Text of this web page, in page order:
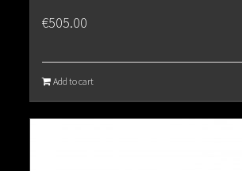
€505.00
Add to cart